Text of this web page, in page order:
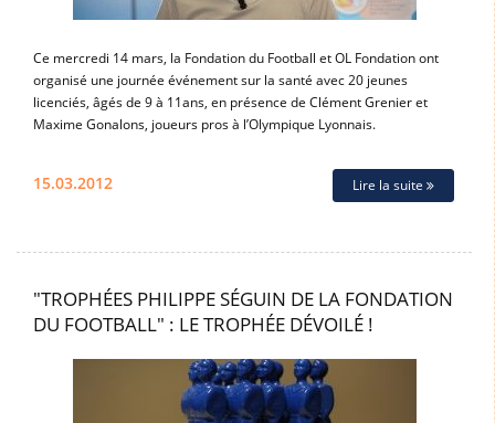
Ce mercredi 14 mars, la Fondation du Football et OL Fondation ont
organisé une journée événement sur la santé avec 20 jeunes
licenciés, âgés de 9 à 11ans, en présence de Clément Grenier et
Maxime Gonalons, joueurs pros à l’Olympique Lyonnais.
15.03.2012 Lire la suite
"TROPHÉES PHILIPPE SÉGUIN DE LA FONDATION
DU FOOTBALL" : LE TROPHÉE DÉVOILÉ !